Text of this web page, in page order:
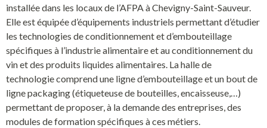
installée dans les locaux de l’AFPA à Chevigny-Saint-Sauveur.
Elle est équipée d’équipements industriels permettant d’étudier
les technologies de conditionnement et d’embouteillage
spécifiques à l’industrie alimentaire et au conditionnement du
vin et des produits liquides alimentaires. La halle de
technologie comprend une ligne d’embouteillage et un bout de
ligne packaging (étiqueteuse de bouteilles, encaisseuse,…)
permettant de proposer, à la demande des entreprises, des
modules de formation spécifiques à ces métiers.